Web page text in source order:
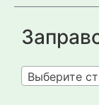
Выберите